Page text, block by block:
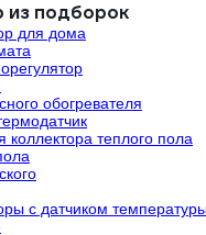
из подборок
для дома
обогревателя
теплого пола
с датчиком